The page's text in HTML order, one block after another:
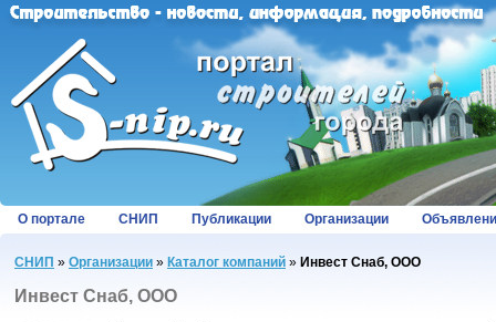
О портале СНИП Публикации Организации
СНИП » Организации » Каталог компаний » Инвест Снаб, ООО
Инвест Снаб, ООО